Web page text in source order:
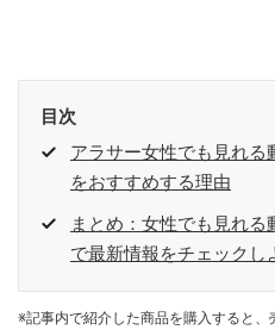
目次
アラサー女性でも見れる
をおすすめする理由
まとめ：女性でも見れる
で最新情報をチェックし
※記事内で紹介した商品を購入すると